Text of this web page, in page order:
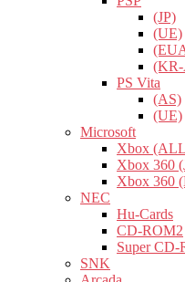
(JP)
(UE)
PS Vita
(AS)
(UE)
Microsoft
Xbox
Xbox 360
Xbox 360
NEC
Hu-Cards
CD-ROM2
Super CD-
SNK